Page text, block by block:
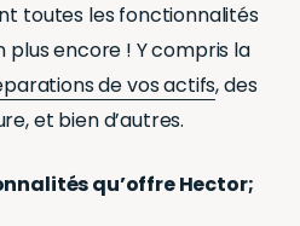
toutes les fonctionnalités
plus encore ! Y compris la
de vos actifs, des
et bien d’autres.
qu’offre Hector;